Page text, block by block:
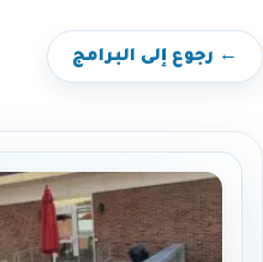
← رجوع إلى البرامج